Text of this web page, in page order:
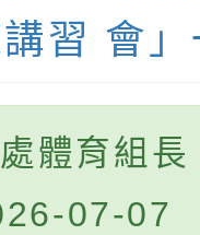
習 會
體育組長
07-07